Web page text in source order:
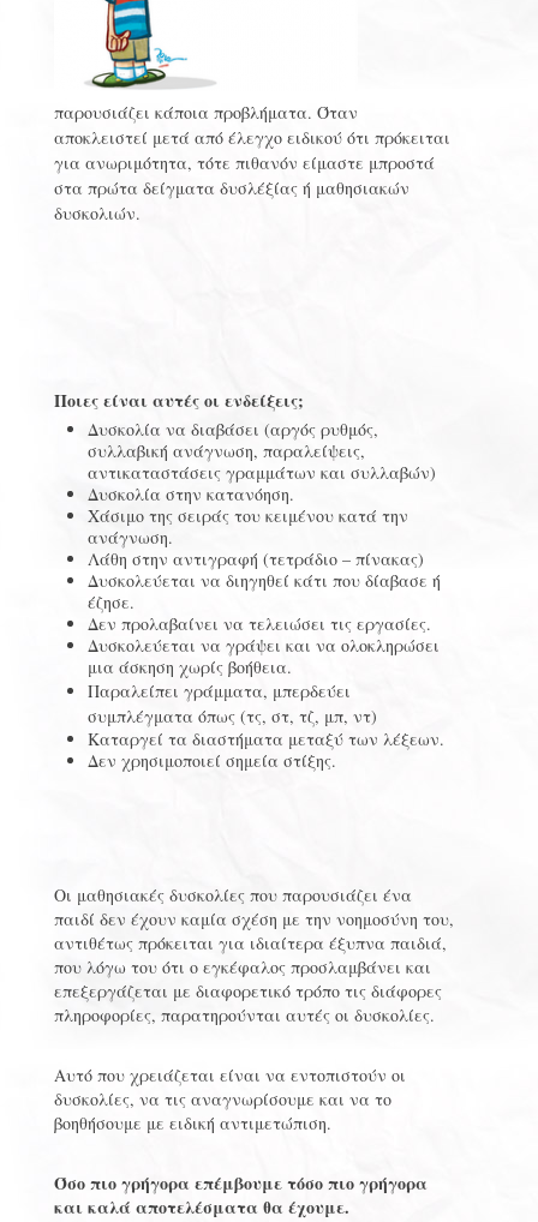
παρουσιάζει κάποια προβλήματα. Όταν
αποκλειστεί μετά από έλεγχο ειδικού ότι πρόκειται
για ανωριμότητα, τότε πιθανόν είμαστε μπροστά
στα πρώτα δείγματα δυσλέξίας ή μαθησιακών
δυσκολιών.
Ποιες είναι αυτές οι ενδείξεις;
Δυσκολία να διαβάσει (αργός ρυθμός,
συλλαβική ανάγνωση, παραλείψεις,
αντικαταστάσεις γραμμάτων και συλλαβών)
Δυσκολία στην κατανόηση.
Χάσιμο της σειράς του κειμένου κατά την
ανάγνωση.
Λάθη στην αντιγραφή (τετράδιο – πίνακας)
Δυσκολεύεται να διηγηθεί κάτι που δίαβασε ή
έζησε.
Δεν προλαβαίνει να τελειώσει τις εργασίες.
Δυσκολεύεται να γράψει και να ολοκληρώσει
μια άσκηση χωρίς βοήθεια.
Παραλείπει γράμματα, μπερδεύει
συμπλέγματα όπως (τς, στ, τζ, μπ, ντ)
Καταργεί τα διαστήματα μεταξύ των λέξεων.
Δεν χρησιμοποιεί σημεία στίξης.
Οι μαθησιακές δυσκολίες που παρουσιάζει ένα
παιδί δεν έχουν καμία σχέση με την νοημοσύνη του,
αντιθέτως πρόκειται για ιδιαίτερα έξυπνα παιδιά,
που λόγω του ότι ο εγκέφαλος προσλαμβάνει και
επεξεργάζεται με διαφορετικό τρόπο τις διάφορες
πληροφορίες, παρατηρούνται αυτές οι δυσκολίες.
Αυτό που χρειάζεται είναι να εντοπιστούν οι
δυσκολίες, να τις αναγνωρίσουμε και να το
βοηθήσουμε με ειδική αντιμετώπιση.
Όσο πιο γρήγορα επέμβουμε τόσο πιο γρήγορα
και καλά αποτελέσματα θα έχουμε.